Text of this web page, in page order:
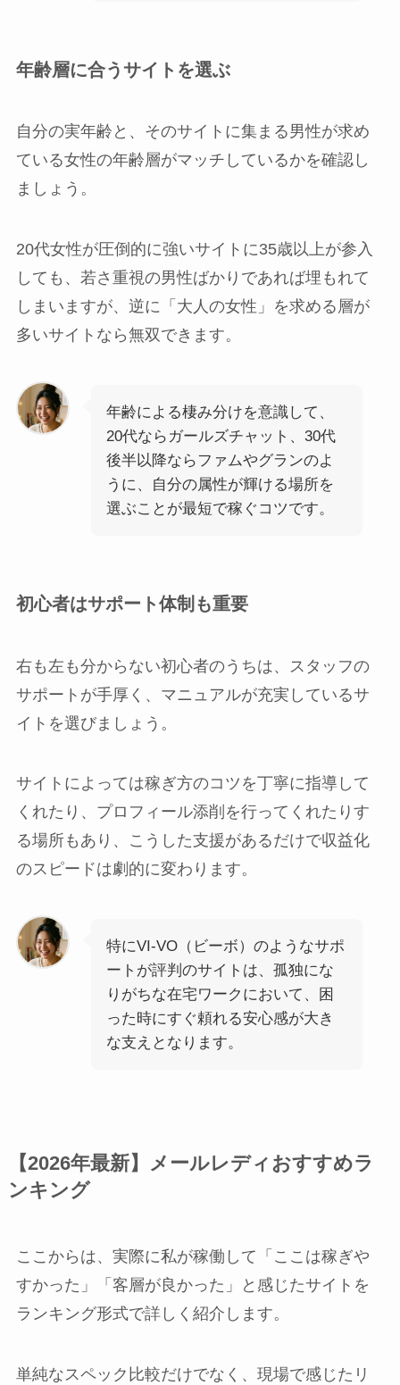
年齢層に合うサイトを選ぶ
自分の実年齢と、そのサイトに集まる男性が求め
ている女性の年齢層がマッチしているかを確認し
ましょう。
20代女性が圧倒的に強いサイトに35歳以上が参入
しても、若さ重視の男性ばかりであれば埋もれて
しまいますが、逆に「大人の女性」を求める層が
多いサイトなら無双できます。
年齢による棲み分けを意識して、
20代ならガールズチャット、30代
後半以降ならファムやグランのよ
うに、自分の属性が輝ける場所を
選ぶことが最短で稼ぐコツです。
初心者はサポート体制も重要
右も左も分からない初心者のうちは、スタッフの
サポートが手厚く、マニュアルが充実しているサ
イトを選びましょう。
サイトによっては稼ぎ方のコツを丁寧に指導して
くれたり、プロフィール添削を行ってくれたりす
る場所もあり、こうした支援があるだけで収益化
のスピードは劇的に変わります。
特にVI-VO（ビーボ）のようなサポ
ートが評判のサイトは、孤独にな
りがちな在宅ワークにおいて、困
った時にすぐ頼れる安心感が大き
な支えとなります。
【2026年最新】メールレディおすすめラ
ンキング
ここからは、実際に私が稼働して「ここは稼ぎや
すかった」「客層が良かった」と感じたサイトを
ランキング形式で詳しく紹介します。
単純なスペック比較だけでなく、現場で感じたリ